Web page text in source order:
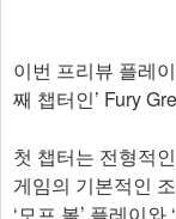
이번 프리뷰 플레
째 챕터인’ Fury
첫 챕터는 전형적
게임의 기본적인